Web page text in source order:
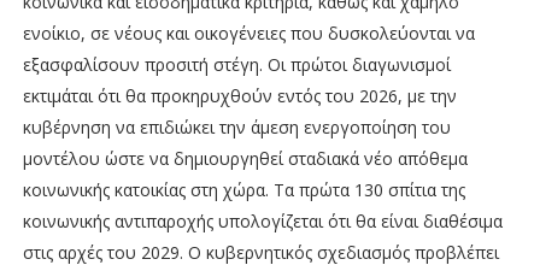
ενοίκιο, σε νέους και οικογένειες που δυσκολεύονται να
εξασφαλίσουν προσιτή στέγη. Οι πρώτοι διαγωνισμοί
εκτιμάται ότι θα προκηρυχθούν εντός του 2026, με την
κυβέρνηση να επιδιώκει την άμεση ενεργοποίηση του
μοντέλου ώστε να δημιουργηθεί σταδιακά νέο απόθεμα
κοινωνικής κατοικίας στη χώρα. Τα πρώτα 130 σπίτια της
κοινωνικής αντιπαροχής υπολογίζεται ότι θα είναι διαθέσιμα
στις αρχές του 2029. Ο κυβερνητικός σχεδιασμός προβλέπει